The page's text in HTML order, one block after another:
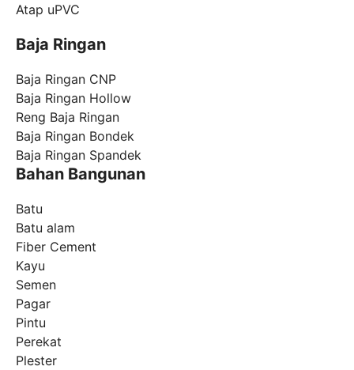
Atap uPVC
Baja Ringan
Baja Ringan CNP
Baja Ringan Hollow
Reng Baja Ringan
Baja Ringan Bondek
Baja Ringan Spandek
Bahan Bangunan
Batu
Batu alam
Fiber Cement
Kayu
Semen
Pagar
Pintu
Perekat
Plester